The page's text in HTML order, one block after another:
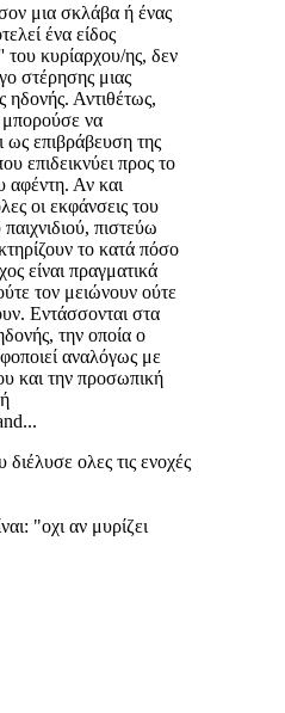
μια σκλάβα ή ένας
ένα είδος
του κυρίαρχου/ης, δεν
στέρησης μιας
ηδονής. Αντιθέτως,
μπορούσε να
ως επιβράβευση της
επιδεικνύει προς το
αφέντη. Αν και
οι εκφάνσεις του
πιστεύω
το κατά πόσο
είναι πραγματικά
τον μειώνουν ούτε
Εντάσσονται στα
την οποία ο
αναλόγως με
και την προσωπική
ολες τις ενοχές
"οχι αν μυρίζει